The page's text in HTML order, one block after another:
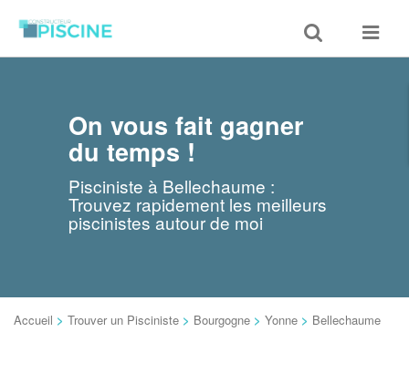
Toggle
search
Toggle
On vous fait gagner
du temps !
Pisciniste à Bellechaume :
Trouvez rapidement les meilleurs
piscinistes autour de moi
Accueil > Trouver un Pisciniste > Bourgogne > Yonne > Bellechaume